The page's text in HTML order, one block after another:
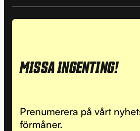
MISSA INGENTING!
Prenumerera på vårt
förmåner.